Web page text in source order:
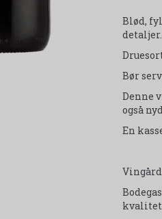
Blød,
detaljer.
Bør
Denne
også
En